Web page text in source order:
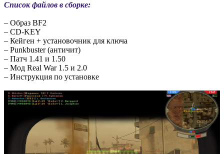
Список файлов в сборке:
– Образ BF2
– CD-KEY
– Кейген + установочник для ключа
– Punkbuster (античит)
– Патч 1.41 и 1.50
– Мод Real War 1.5 и 2.0
– Инструкция по установке